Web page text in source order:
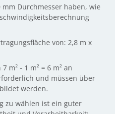
Durchmesser haben, wie
von: 2,8 m x
m² - 1 m² = 6 m² an
und müssen über
werden.
zu wählen ist ein guter